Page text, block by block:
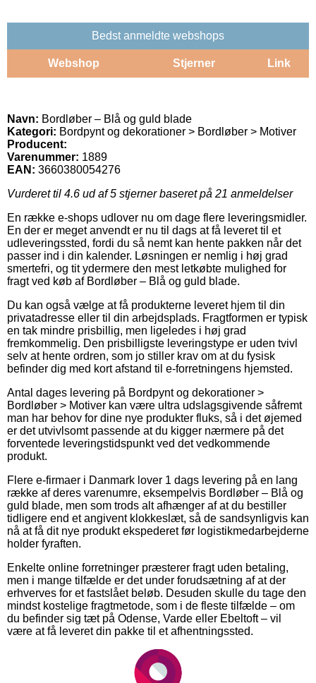
Bedst anmeldte webshops
Webshop Stjerner Link
Navn: Bordløber – Blå og guld blade
Kategori: Bordpynt og dekorationer > Bordløber > Motiver
Producent:
Varenummer: 1889
EAN: 3660380054276
Vurderet til 4.6 ud af 5 stjerner baseret på 21 anmeldelser
En række e-shops udlover nu om dage flere leveringsmidler.
En der er meget anvendt er nu til dags at få leveret til et
udleveringssted, fordi du så nemt kan hente pakken når det
passer ind i din kalender. Løsningen er nemlig i høj grad
smertefri, og tit ydermere den mest letkøbte mulighed for
fragt ved køb af Bordløber – Blå og guld blade.
Du kan også vælge at få produkterne leveret hjem til din
privatadresse eller til din arbejdsplads. Fragtformen er typisk
en tak mindre prisbillig, men ligeledes i høj grad
fremkommelig. Den prisbilligste leveringstype er uden tvivl
selv at hente ordren, som jo stiller krav om at du fysisk
befinder dig med kort afstand til e-forretningens hjemsted.
Antal dages levering på Bordpynt og dekorationer >
Bordløber > Motiver kan være ultra udslagsgivende såfremt
man har behov for dine nye produkter fluks, så i det øjemed
er det utvivlsomt passende at du kigger nærmere på det
forventede leveringstidspunkt ved det vedkommende
produkt.
Flere e-firmaer i Danmark lover 1 dags levering på en lang
række af deres varenumre, eksempelvis Bordløber – Blå og
guld blade, men som trods alt afhænger af at du bestiller
tidligere end et angivent klokkeslæt, så de sandsynligvis kan
nå at få dit nye produkt ekspederet før logistikmedarbejderne
holder fyraften.
Enkelte online forretninger præsterer fragt uden betaling,
men i mange tilfælde er det under forudsætning af at der
erhverves for et fastslået beløb. Desuden skulle du tage den
mindst kostelige fragtmetode, som i de fleste tilfælde – om
du befinder sig tæt på Odense, Varde eller Ebeltoft – vil
være at få leveret din pakke til et afhentningssted.